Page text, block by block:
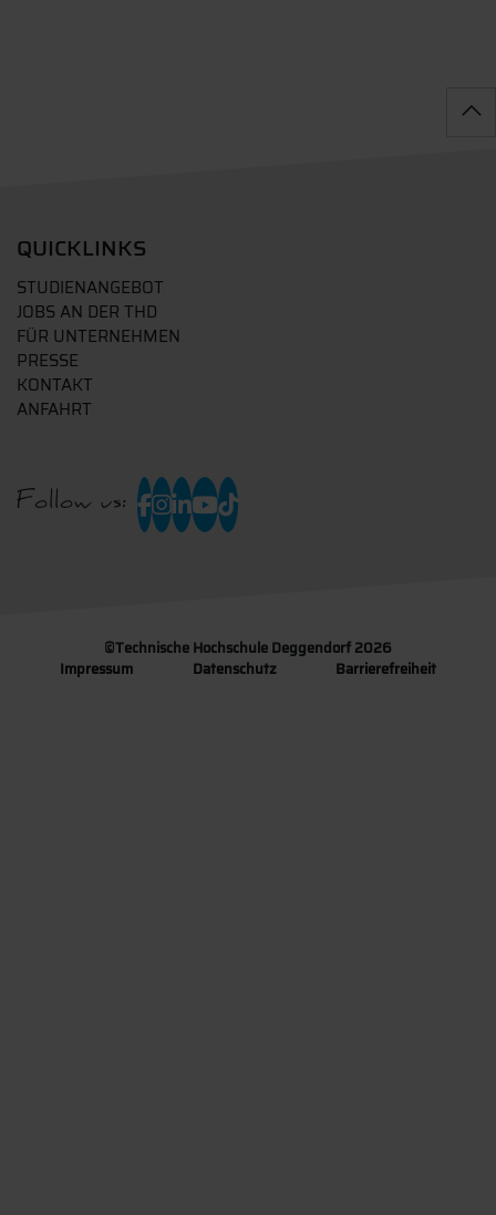
QUICKLINKS
STUDIENANGEBOT
JOBS AN DER THD
FÜR UNTERNEHMEN
PRESSE
KONTAKT
ANFAHRT
Follow us:
©Technische Hochschule Deggendorf 2026
Impressum
Datenschutz Barrierefreiheit